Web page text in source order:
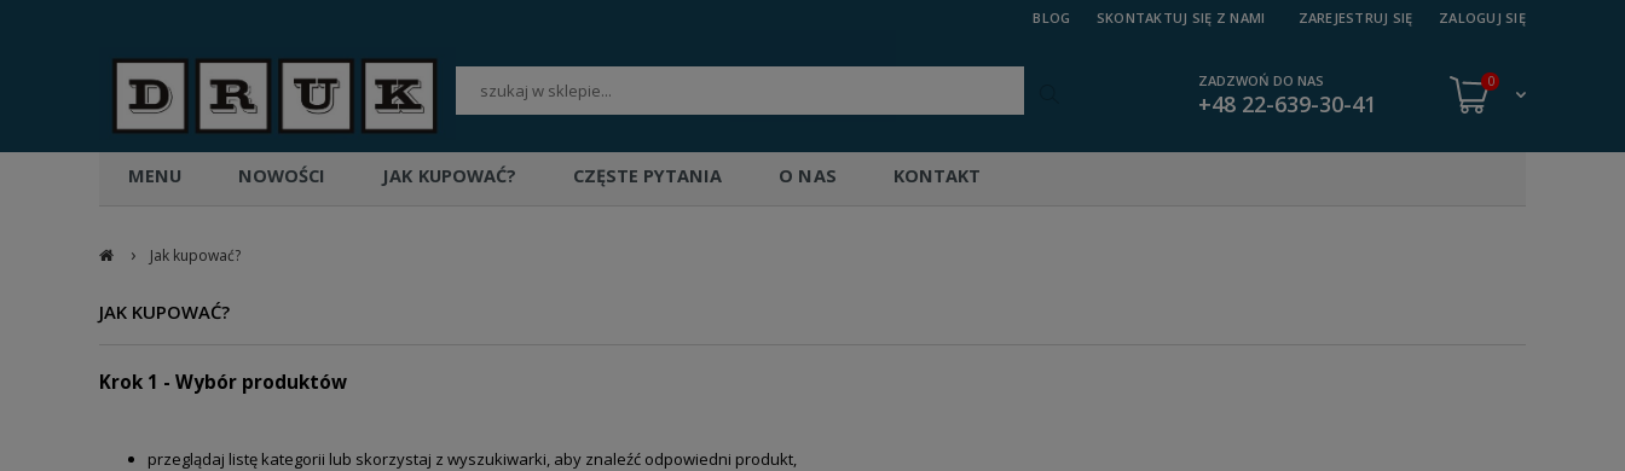
ZAREJESTRUJ SIĘ ZALOGUJ SIĘ
BLOG SKONTAKTUJ SIĘ Z NAMI
ZADZWOŃ DO NAS
+48 22-639-30-41
0
MENU NOWOŚCI JAK KUPOWAĆ? CZĘSTE PYTANIA O NAS KONTAKT
› Jak kupować?
JAK KUPOWAĆ?
Krok 1 - Wybór produktów
przeglądaj listę kategorii lub skorzystaj z wyszukiwarki, aby znaleźć odpowiedni produkt,